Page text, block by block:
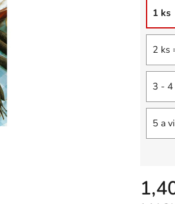
1 ks
2 ks
3 - 4
5 a